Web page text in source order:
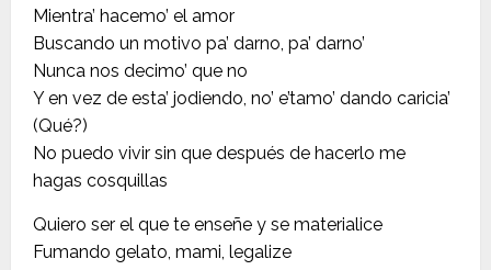
Mientra’ hacemo’ el amor
Buscando un motivo pa’ darno, pa’ darno’
Nunca nos decimo’ que no
Y en vez de esta’ jodiendo, no’ e’tamo’ dando caricia’
(Qué?)
No puedo vivir sin que después de hacerlo me
hagas cosquillas
Quiero ser el que te enseñe y se materialice
Fumando gelato, mami, legalize